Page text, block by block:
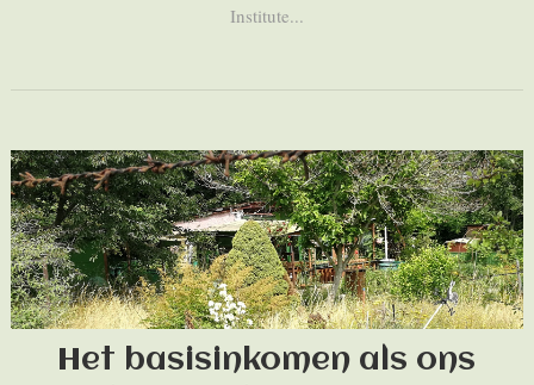
Institute...
Het basisinkomen als ons